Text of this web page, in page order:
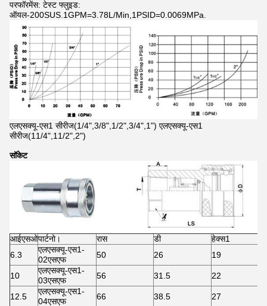
परफॉरमेंस: टेस्ट फ्लुइड:
ऑयल-200SUS.1GPM=3.78L/Min,1PSID=0.0069MPa.
एलएसक्यू-एस1 सीरीज(1/4",3/8",1/2",3/4",1") एलएसक्यू-एस1
सीरीज(11/4",11/2",2")
सॉकेट
आईएसओपार्टनो। रास डी
हेक्स1
6.3
एलएसक्यू-एस1-
02एसएफ
50 26 19
10
एलएसक्यू-एस1-
03एसएफ
56 31.5 22
12.5
एलएसक्यू-एस1-
04एसएफ
66 38.5 27